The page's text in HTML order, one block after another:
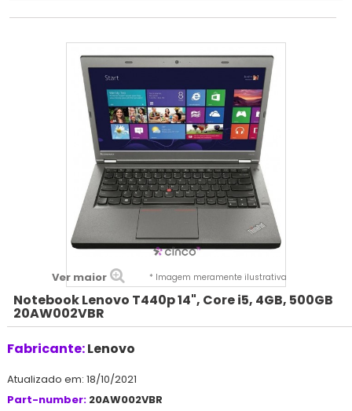
Ver maior * Imagem meramente ilustrativa
Notebook Lenovo T440p 14", Core i5, 4GB, 500GB
20AW002VBR
Fabricante:Lenovo
Atualizado em: 18/10/2021
Part-number: 20AW002VBR